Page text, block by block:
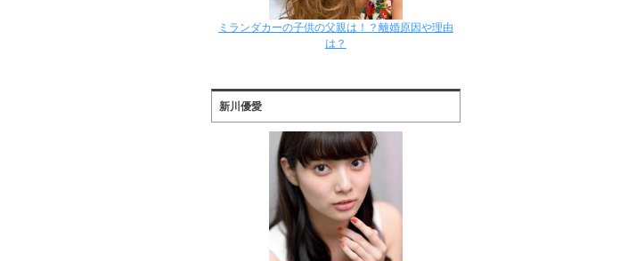
ミランダカーの子供の父親は！？離婚原因や理由
は？
新川優愛